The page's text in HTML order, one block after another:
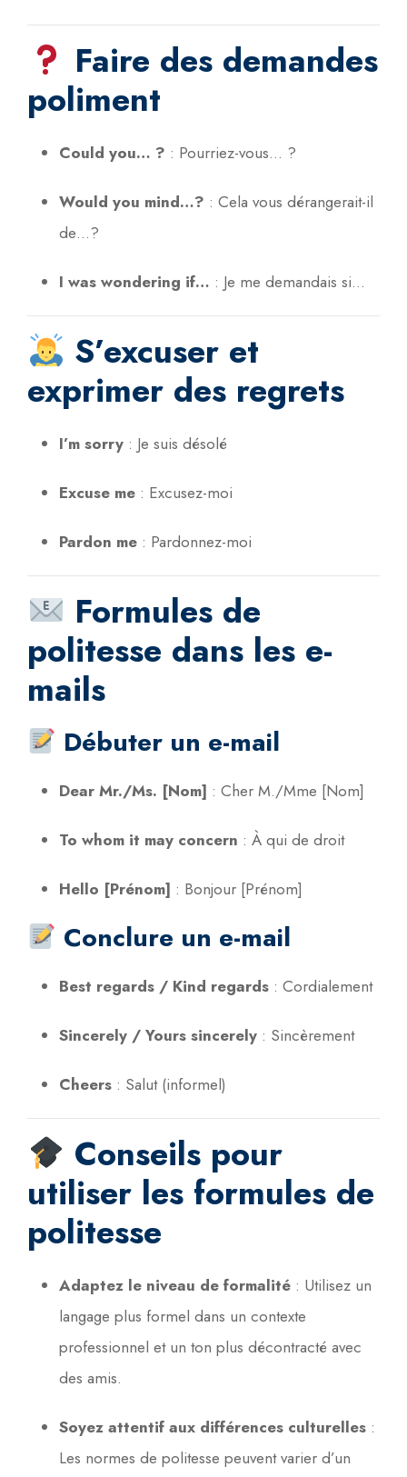
Faire des demandes
poliment
Could you… ? : Pourriez-vous… ?
Would you mind…? : Cela vous dérangerait-il
de…?
I was wondering if… : Je me demandais si…
S’excuser et
exprimer des regrets
I’m sorry : Je suis désolé
Excuse me : Excusez-moi
Pardon me : Pardonnez-moi
Formules de
politesse dans les e-
mails
Débuter un e-mail
Dear Mr./Ms. [Nom] : Cher M./Mme [Nom]
To whom it may concern : À qui de droit
Hello [Prénom] : Bonjour [Prénom]
Conclure un e-mail
Best regards / Kind regards : Cordialement
Sincerely / Yours sincerely : Sincèrement
Cheers : Salut (informel)
Conseils pour
utiliser les formules de
politesse
Adaptez le niveau de formalité : Utilisez un
langage plus formel dans un contexte
professionnel et un ton plus décontracté avec
des amis.
Soyez attentif aux différences culturelles :
Les normes de politesse peuvent varier d’un